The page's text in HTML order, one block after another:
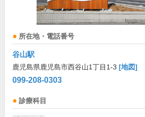
所在地・電話番号
谷山駅
鹿児島県鹿児島市西谷山1丁目1-3 [地図]
099-208-0303
診療科目